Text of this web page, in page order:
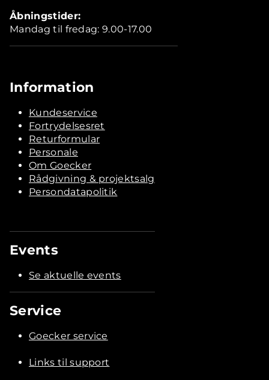
Åbningstider:
Mandag til fredag: 9.00-17.00
Information
Kundeservice
Fortrydelsesret
Returformular
Personale
Om Goecker
Rådgivning & projektsalg
Persondatapolitik
Events
Se aktuelle events
Service
Goecker service
Links til support